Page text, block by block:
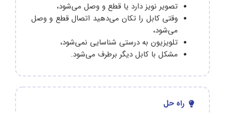
تصویر نویز دارد یا قطع و وصل می‌شود،
وقتی کابل را تکان می‌دهید اتصال قطع و وصل
می‌شود،
تلویزیون به درستی شناسایی نمی‌شود،
مشکل با کابل دیگر برطرف می‌شود.
راه حل